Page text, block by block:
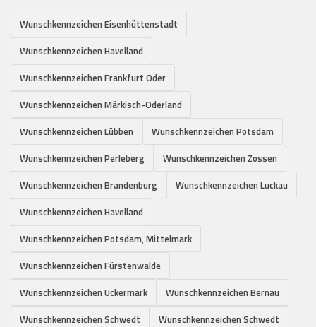
Wunschkennzeichen Eisenhüttenstadt
Wunschkennzeichen Havelland
Wunschkennzeichen Frankfurt Oder
Wunschkennzeichen Märkisch-Oderland
Wunschkennzeichen Lübben
Wunschkennzeichen Potsdam
Wunschkennzeichen Perleberg
Wunschkennzeichen Zossen
Wunschkennzeichen Brandenburg
Wunschkennzeichen Luckau
Wunschkennzeichen Havelland
Wunschkennzeichen Potsdam, Mittelmark
Wunschkennzeichen Fürstenwalde
Wunschkennzeichen Uckermark
Wunschkennzeichen Bernau
Wunschkennzeichen Schwedt
Wunschkennzeichen Schwedt